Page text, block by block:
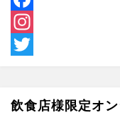
F
a
b
ti飲食店様限定オ